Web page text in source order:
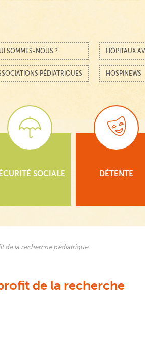
au contenu
SOMMES-NOUS ? HÔPITAUX
PÉDIATRIQUES HOSPINEWS
SOCIALE DÉTENTE
de la recherche pédiatrique
de la recherche